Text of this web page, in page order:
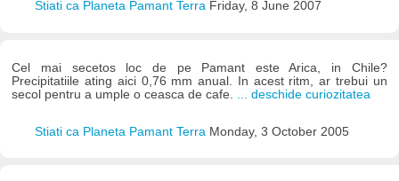
Stiati ca Planeta Pamant Terra Friday, 8 June 2007
Cel mai secetos loc de pe Pamant este Arica, in Chile?
Precipitatiile ating aici 0,76 mm anual. In acest ritm, ar trebui un
secol pentru a umple o ceasca de cafe.
... deschide curiozitatea
Stiati ca Planeta Pamant Terra Monday, 3 October 2005